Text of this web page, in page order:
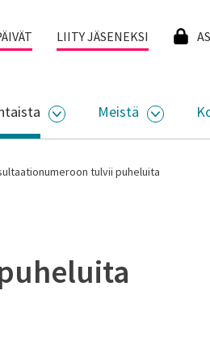
LIITY JÄSENEKSI
VALIKKOAVAA ALASIVUJEN
Meistä
AVAA
tulvii puheluita